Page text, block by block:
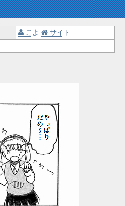
こよ
サイト